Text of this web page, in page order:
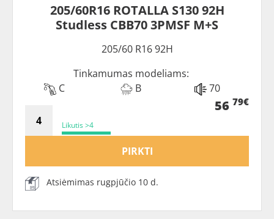
205/60R16 ROTALLA S130 92H
Studless CBB70 3PMSF M+S
205/60 R16 92H
Tinkamumas modeliams:
C
B 70
Likutis >4
56 79€
PIRKTI
Atsiėmimas rugpjūčio 10 d.